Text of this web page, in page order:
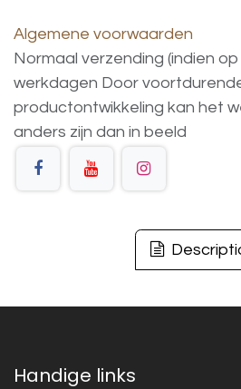
Algemene voorwaarden
Normaal verzending (indien
werkdagen Door
productontwikkeling kan het
anders zijn dan in beeld
Handige links